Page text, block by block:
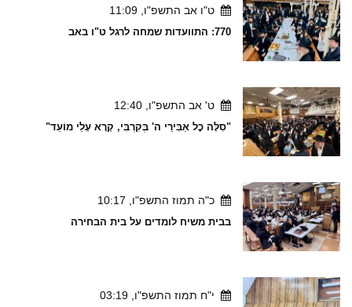
ט"ו אב התשפ"ו, 11:09
770: התוועדות שמחה לרגל ט"ו באב
ט' אב התשפ"ו, 12:40
"סִלָּה כׇל אַבִּירַי ה' בְּקִרְבִּי, קָרָא עָלַי מוֹעֵד"
כ"ה תמוז התשפ"ו, 10:17
בבית משיח לומדים על בית הבחירה
י"ח תמוז התשפ"ו, 03:19